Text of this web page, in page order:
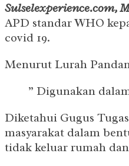
Sulselexperience.com,
APD standar WHO
covid 19.
Menurut Lurah
” Digunakan
Diketahui Gugus
masyarakat dalam
tidak keluar rumah